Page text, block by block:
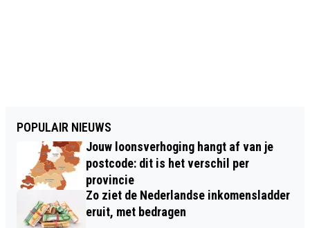
POPULAIR NIEUWS
Jouw loonsverhoging hangt af van je
postcode: dit is het verschil per
provincie
Zo ziet de Nederlandse inkomensladder
eruit, met bedragen